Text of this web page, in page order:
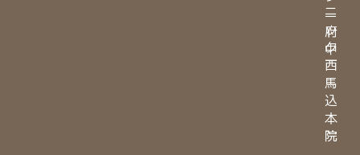
ニ
ッ
ク
西
馬
込
本
院
ー
府
中